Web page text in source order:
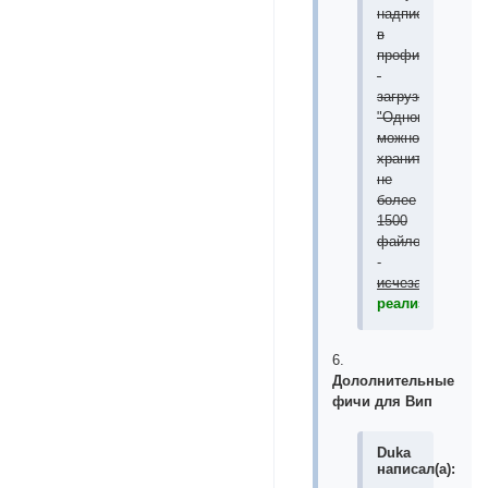
надпись
в
профиле
-
загрузки
"Одновременно
можно
хранить
не
более
1500
файлов
-
исчезала
реализовано
6.
Дололнительные
фичи для Вип
Duka
написал(а):